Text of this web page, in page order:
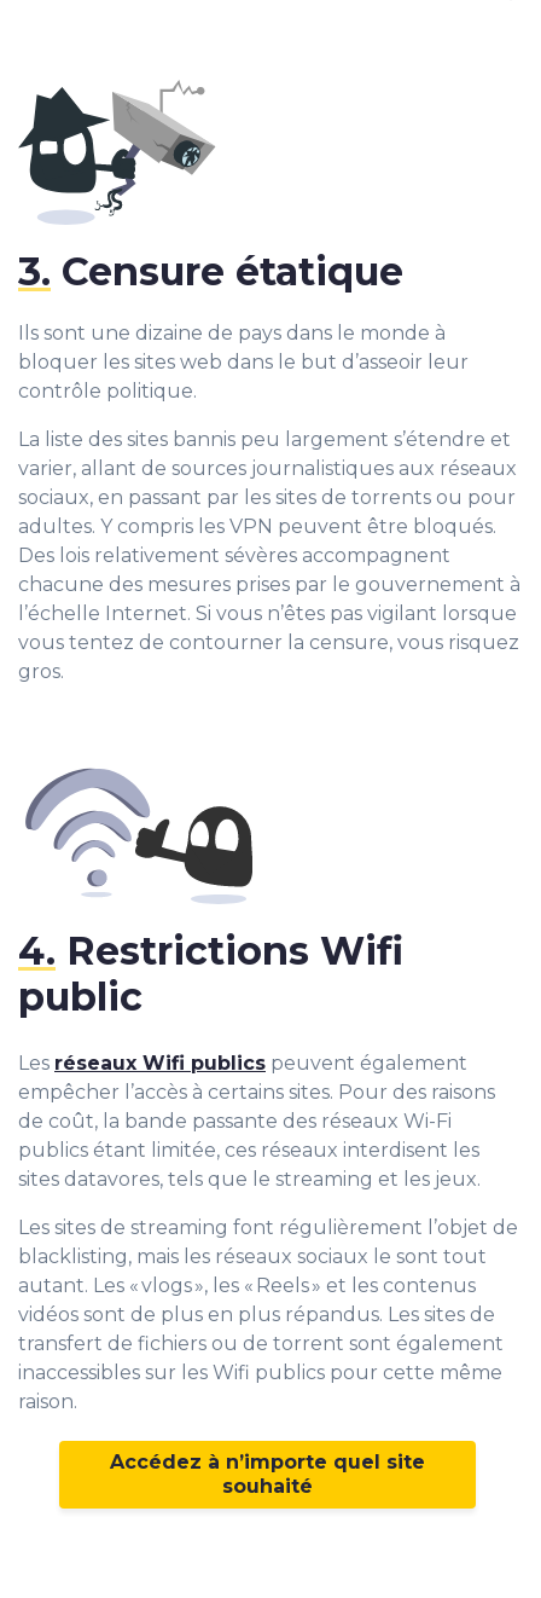
3. Censure étatique
Ils sont une dizaine de pays dans le monde à
bloquer les sites web dans le but d’asseoir leur
contrôle politique.
La liste des sites bannis peu largement s’étendre et
varier, allant de sources journalistiques aux réseaux
sociaux, en passant par les sites de torrents ou pour
adultes. Y compris les VPN peuvent être bloqués.
Des lois relativement sévères accompagnent
chacune des mesures prises par le gouvernement à
l’échelle Internet. Si vous n’êtes pas vigilant lorsque
vous tentez de contourner la censure, vous risquez
gros.
Les réseaux Wifi publics peuvent également
empêcher l’accès à certains sites. Pour des raisons
de coût, la bande passante des réseaux Wi-Fi
publics étant limitée, ces réseaux interdisent les
sites datavores, tels que le streaming et les jeux.
Les sites de streaming font régulièrement l’objet de
blacklisting, mais les réseaux sociaux le sont tout
autant. Les « vlogs », les « Reels » et les contenus
vidéos sont de plus en plus répandus. Les sites de
transfert de fichiers ou de torrent sont également
inaccessibles sur les Wifi publics pour cette même
raison.
Accédez à n’importe quel site
souhaité
4. Restrictions Wifi
public